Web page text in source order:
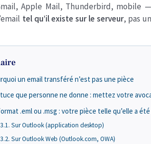
Apple Mail, Thunderbird, mobile
tel qu’il existe sur le serveur, pas
un email transféré n’est pas une pièce
que personne ne donne : mettez votre
.eml ou .msg : votre pièce telle qu’elle a
Sur Outlook (application desktop)
Sur Outlook Web (Outlook.com, OWA)